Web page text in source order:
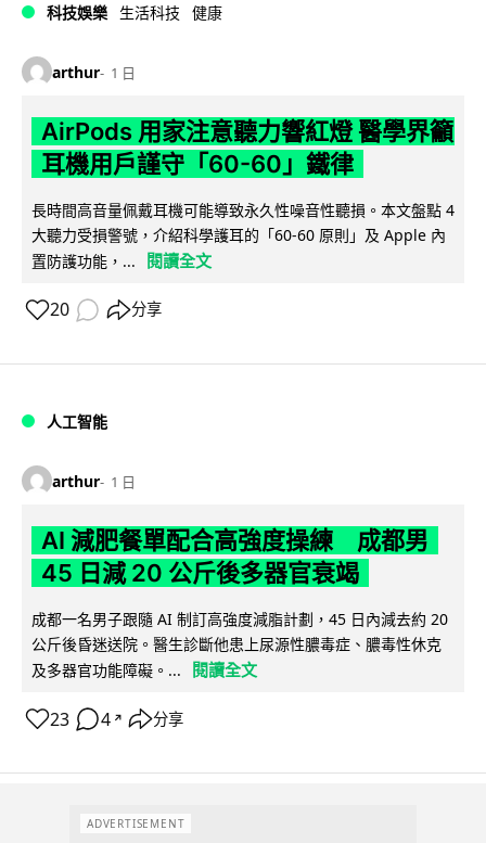
科技娛樂 生活科技 健康
arthur 1 日
AirPods 用家注意聽力響紅燈 醫學界籲
耳機用戶謹守「60-60」鐵律
長時間高音量佩戴耳機可能導致永久性噪音性聽損。本文盤點 4
大聽力受損警號，介紹科學護耳的「60-60 原則」及 Apple 內
置防護功能，...
閱讀全文
20 分享
人工智能
arthur 1 日
AI 減肥餐單配合高強度操練 成都男
45 日減 20 公斤後多器官衰竭
成都一名男子跟隨 AI 制訂高強度減脂計劃，45 日內減去約 20
公斤後昏迷送院。醫生診斷他患上尿源性膿毒症、膿毒性休克
及多器官功能障礙。...
閱讀全文
23 4 ↗ 分享
ADVERTISEMENT